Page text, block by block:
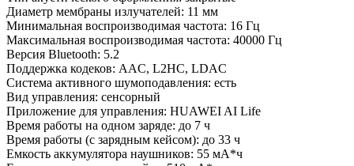
Диаметр мембраны излучателей: 11 мм
Минимальная воспроизводимая частота: 16 Гц
Максимальная воспроизводимая частота: 40000 Гц
Версия Bluetooth: 5.2
Поддержка кодеков: AAC, L2HC, LDAC
Система активного шумоподавления: есть
Вид управления: сенсорный
Приложение для управления: HUAWEI AI Life
Время работы на одном заряде: до 7 ч
Время работы (с зарядным кейсом): до 33 ч
Емкость аккумулятора наушников: 55 мА*ч